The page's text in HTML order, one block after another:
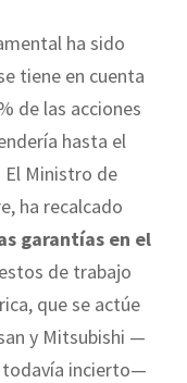
ha sido
tiene en cuenta
de las acciones
hasta el
El Ministro de
ha recalcado
garantías en el
de trabajo
que se actúe
y Mitsubishi —
todavía incierto—